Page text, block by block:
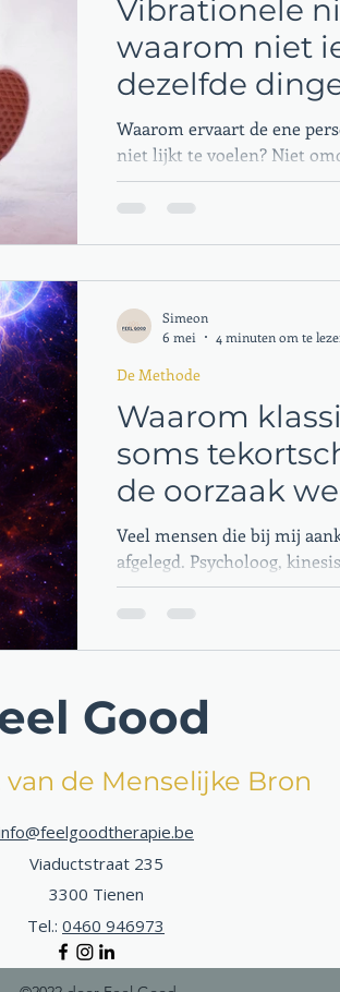
Vibrationele
waarom niet
dezelfde
maar wel kan
Waarom ervaart de ene
niet lijkt te voelen? Niet
bijzondere gave heeft —
niveau van zijn systeem
door je Bron. Blokkades
niveauverschil van 2 of
waarom zelfs hechte
verwateren.
Waarom
soms
de oorzaak
Veel mensen die bij mij
afgelegd. Psycholoog,
iets. Na meer dan tien jaar
ervaren, zie ik een
De Methode
Simeon
6 mei
4 minuten om te
Good
de Menselijke Bron
Viaductstraat 235
3300 Tienen
Tel.: 0460 946973